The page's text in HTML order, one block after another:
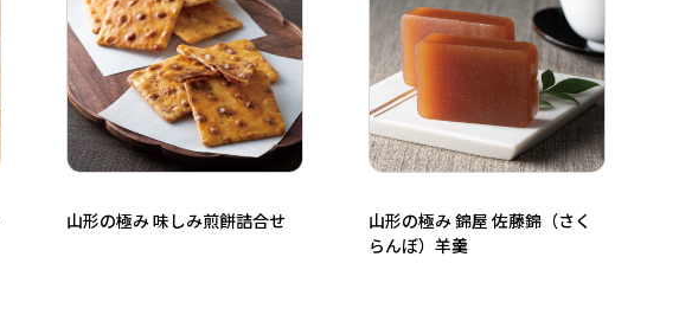
山形の極み 味しみ煎餅詰合せ
山形の極み 錦屋 佐藤錦（さく
らんぼ）羊羹